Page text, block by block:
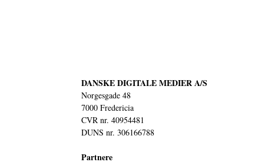
DANSKE DIGITALE MEDIER A/S
Norgesgade 48
7000 Fredericia
CVR nr. 40954481
DUNS nr. 306166788
Partnere